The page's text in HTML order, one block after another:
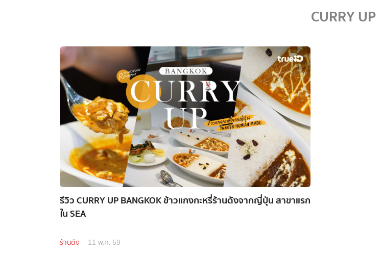
CURRY UP
รีวิว CURRY UP BANGKOK ข้าวแกงกะหรี่ร้านดังจากญี่ปุ่น สาขาแรก
ใน SEA
ร้านดัง 11 พ.ค. 69